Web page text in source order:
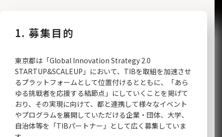
1. 募集目的
東京都は「Global Innovation Strategy 2.0
STARTUP&SCALEUP」において、TIBを取組を加速させ
るプラットフォームとして位置付けるとともに、「あら
ゆる挑戦者を応援する結節点」にしていくことを掲げて
おり、その実現に向けて、都と連携して様々なイベント
やプログラムを展開していただける企業・団体、大学、
自治体等を「TIBパートナー」として広く募集していま